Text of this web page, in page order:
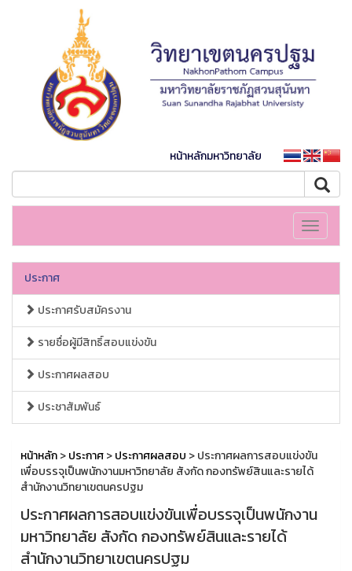
หน้าหลักมหาวิทยาลัย
Toggle
ประกาศ
ประกาศรับสมัครงาน
รายชื่อผู้มีสิทธิ์สอบแข่งขัน
ประกาศผลสอบ
ประชาสัมพันธ์
หน้าหลัก>ประกาศ>ประกาศผลสอบ > ประกาศผลการสอบแข่งขัน
เพื่อบรรจุเป็นพนักงานมหาวิทยาลัย สังกัด กองทรัพย์สินและรายได้
สำนักงานวิทยาเขตนครปฐม
ประกาศผลการสอบแข่งขันเพื่อบรรจุเป็นพนักงาน
มหาวิทยาลัย สังกัด กองทรัพย์สินและรายได้
สำนักงานวิทยาเขตนครปฐม